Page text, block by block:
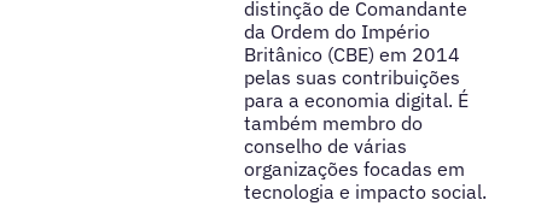
distinção de Comandante
da Ordem do Império
Britânico (CBE) em 2014
pelas suas contribuições
para a economia digital. É
também membro do
conselho de várias
organizações focadas em
tecnologia e impacto social.